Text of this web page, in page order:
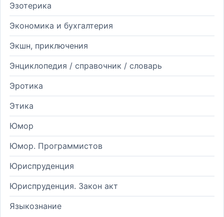
Эзотерика
Экономика и бухгалтерия
Экшн, приключения
Энциклопедия / справочник / словарь
Эротика
Этика
Юмор
Юмор. Программистов
Юриспруденция
Юриспруденция. Закон акт
Языкознание